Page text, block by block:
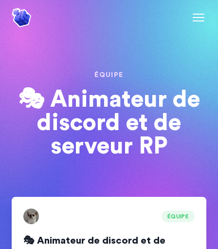
ÉQUIPE
🎭 Animateur de
discord et de
serveur RP
ÉQUIPE
🎭 Animateur de discord et de